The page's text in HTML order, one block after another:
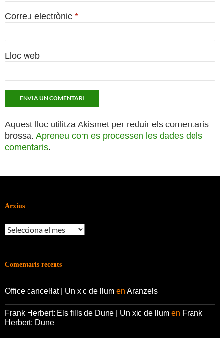
Correu electrònic *
Lloc web
Aquest lloc utilitza Akismet per reduir els comentaris
brossa. Apreneu com es processen les dades dels
comentaris.
Arxius
Arxius
Comentaris recents
Office canceŀlat | Un xic de llum en Aranzels
Frank Herbert: Els fills de Dune | Un xic de llum en Frank
Herbert: Dune